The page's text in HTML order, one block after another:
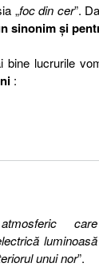
„foc din cer”.
sinonim și
bine lucrurile
:
unui nor”.